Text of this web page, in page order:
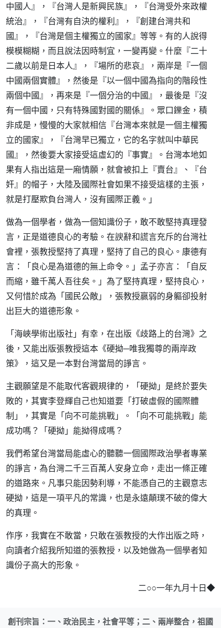
中國人』，『台灣人是新興民族』，『台灣受外來政權
統治』，『台灣有自決的權利』，『創建台灣共和
國』，『台灣是個主權獨立的國家』等等。有的人說得
模模糊糊，而且說法因時制宜，一變再變。什麼『二十
二歲以前是日本人』，『場所的悲哀』，兩岸是『一個
中國兩個實體』，然後是『以一個中國為指向的階段性
兩個中國』，再來是『一個分治的中國』，最後是『沒
有一個中國，只有特殊國對國的關係』。眾口鑠金，積
非成是，慢慢的大家就相信『台灣本來就是一個主權獨
立的國家』，『台灣早已獨立，它的名字就叫中華民
國』，然後要大家接受這虛幻的『事實』。台灣本地如
果有人指出這是一廂情願，就會被扣上『賣台』、『台
奸』的帽子，大陸及國際社會如果不接受這樣的主張，
就是打壓欺負台灣人，沒有國際正義。」
做為一個學者，做為一個知識份子，敢不敢堅持真理發
言，正是道德良心的考驗。在諛辭和謊言充斥的台灣社
會裡，張教授堅持了真理，堅持了自己的良心。康德有
言：「良心是為道德的無上命令。」孟子亦言：「自反
而縮，雖千萬人吾往矣。」為了堅持真理，堅持良心，
又何惜於成為「國民公敵」，張教授嬴弱的身軀卻投射
出巨大的道德形象。
「海峽學術出版社」有幸，在出版《歧路上的台灣》之
後，又能出版張教授這本《硬拗─唯我獨尊的兩岸政
策》，這又是一本對台灣當局的諍言。
主觀願望是不能取代客觀規律的，「硬拗」是終於要失
敗的，其實李登輝自己也知道要「打破虛假的國際體
制」，其實是「向不可能挑戰」。「向不可能挑戰」能
成功嗎？「硬拗」能拗得成嗎？
我們希望台灣當局能虛心的聽聽一個國際政治學者專業
的諍言，為台灣二千三百萬人安身立命，走出一條正確
的道路來。凡事只能因勢利導，不能憑自己的主觀意志
硬拗，這是一項平凡的常識，也是永遠顛璞不破的偉大
的真理。
作序，我實在不敢當，只敢在張教授的大作出版之時，
向讀者介紹我所知道的張教授，以及她做為一個學者知
識份子高大的形象。
二○○一年九月十日◆
創刊宗旨：一、政治民主，社會平等；二、兩岸整合，祖國